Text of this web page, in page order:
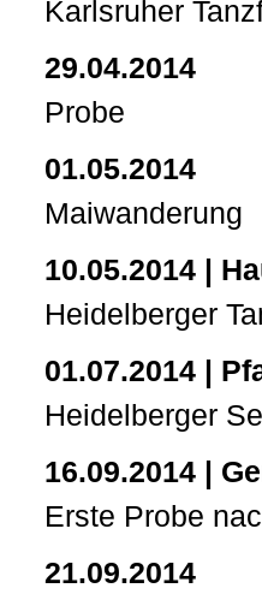
Karlsruher
29.04.2014
Probe
01.05.2014
Maiwanderung
10.05.2014 |
Heidelberger
01.07.2014 |
Heidelberger
16.09.2014 |
Erste Probe
21.09.2014